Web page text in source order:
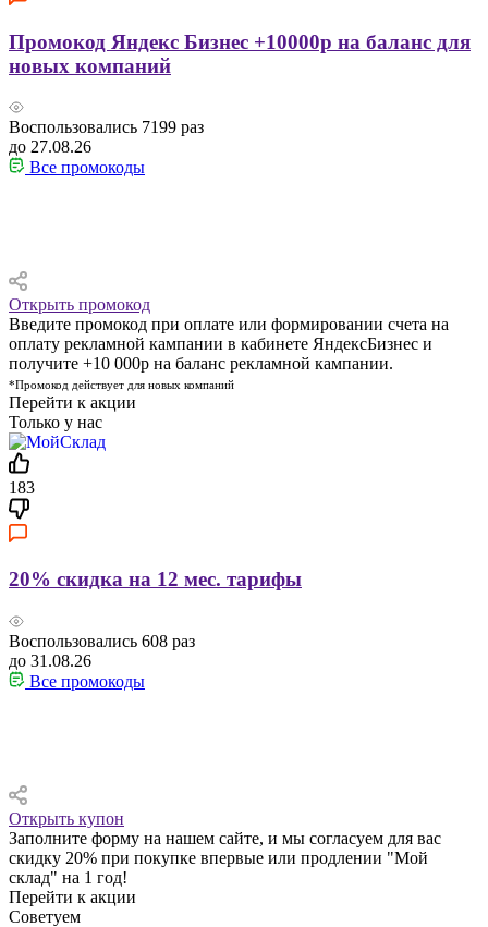
Промокод Яндекс Бизнес +10000р на баланс для
новых компаний
Воспользовались 7199 раз
до 27.08.26
Все промокоды
Открыть промокод
Введите промокод при оплате или формировании счета на
оплату рекламной кампании в кабинете ЯндексБизнес и
получите +10 000р на баланс рекламной кампании.
*Промокод действует для новых компаний
Перейти к акции
Только у нас
183
20% скидка на 12 мес. тарифы
Воспользовались 608 раз
до 31.08.26
Все промокоды
Открыть купон
Заполните форму на нашем сайте, и мы согласуем для вас
скидку 20% при покупке впервые или продлении "Мой
склад" на 1 год!
Перейти к акции
Советуем